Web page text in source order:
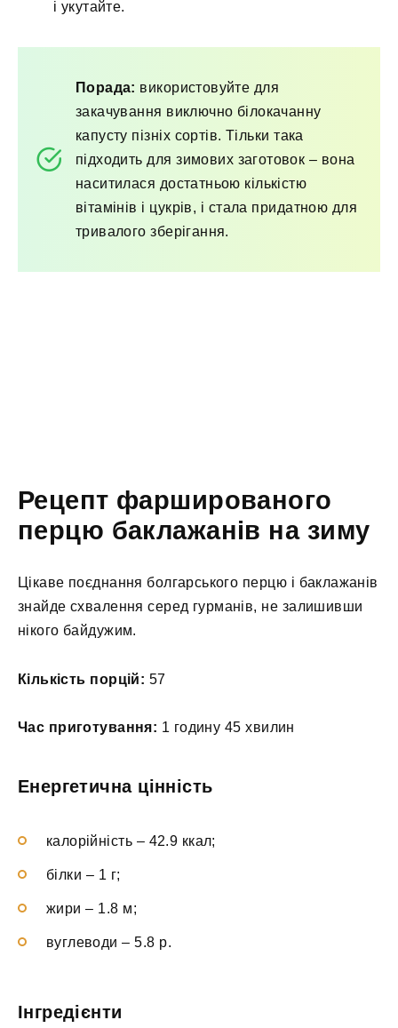
і укутайте.
Порада: використовуйте для
закачування виключно білокачанну
капусту пізніх сортів. Тільки така
підходить для зимових заготовок – вона
наситилася достатньою кількістю
вітамінів і цукрів, і стала придатною для
тривалого зберігання.
Рецепт фаршированого
перцю баклажанів на зиму
Цікаве поєднання болгарського перцю і баклажанів
знайде схвалення серед гурманів, не залишивши
нікого байдужим.
Кількість порцій: 57
Час приготування: 1 годину 45 хвилин
Енергетична цінність
калорійність – 42.9 ккал;
білки – 1 г;
жири – 1.8 м;
вуглеводи – 5.8 р.
Інгредієнти